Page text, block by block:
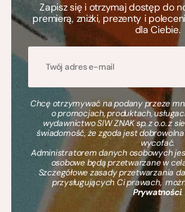
Zapisz się i otrzymaj dostęp do
premierą, zniżki, prezenty i
dla Ciebie.
Chcę otrzymywać na podany przeze
o promocjach, produktach,
wydawnictwo SIW ZNAK sp. z o.o. z
świadomość, że zgoda jest
wycofać.
Administratorem danych osobowych
osobowe będą przetwarzane w
Szczegółowe zasady przetwarzania
przysługujących Ci prawach,
Prywatności.